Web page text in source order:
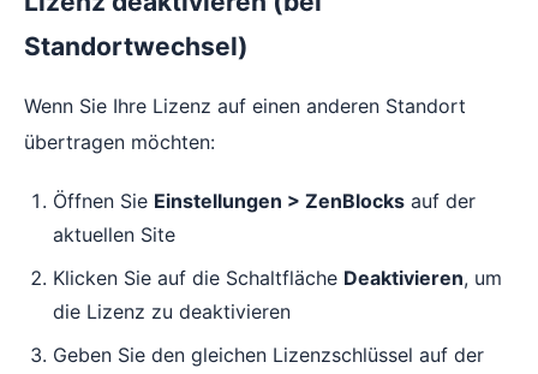
Standortwechsel)
Wenn Sie Ihre Lizenz auf einen anderen Standort
übertragen möchten:
Öffnen Sie Einstellungen > ZenBlocks auf der
aktuellen Site
Klicken Sie auf die Schaltfläche Deaktivieren, um
die Lizenz zu deaktivieren
Geben Sie den gleichen Lizenzschlüssel auf der